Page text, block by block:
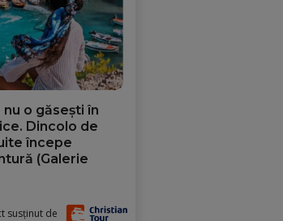
o găsești în
Dincolo de
începe
(Galerie
susținut de